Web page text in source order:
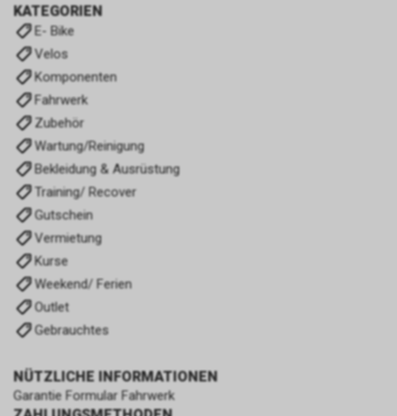
KATEGORIEN
E- Bike
Velos
Komponenten
Fahrwerk
Zubehör
Wartung/Reinigung
Bekleidung & Ausrüstung
Training/ Recover
Gutschein
Vermietung
Kurse
Weekend/ Ferien
Outlet
Gebrauchtes
NÜTZLICHE INFORMATIONEN
Garantie Formular Fahrwerk